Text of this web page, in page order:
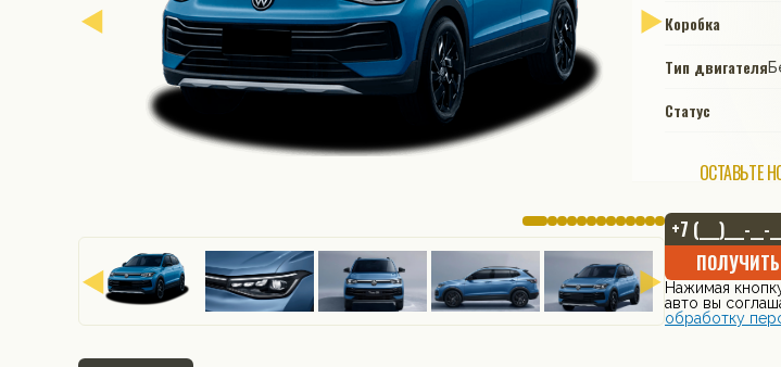
Коробка
Тип двигателя
Статус
ОСТАВЬТЕ
Нажимая
авто вы
обработку